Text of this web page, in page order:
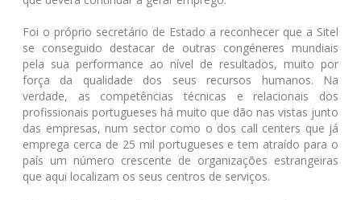
Foi o próprio secretário de Estado a reconhecer que a Sitel
se conseguido destacar de outras congéneres mundiais
pela sua performance ao nível de resultados, muito por
força da qualidade dos seus recursos humanos. Na
verdade, as competências técnicas e relacionais dos
profissionais portugueses há muito que dão nas vistas junto
das empresas, num sector como o dos call centers que já
emprega cerca de 25 mil portugueses e tem atraído para o
país um número crescente de organizações estrangeiras
que aqui localizam os seus centros de serviços.